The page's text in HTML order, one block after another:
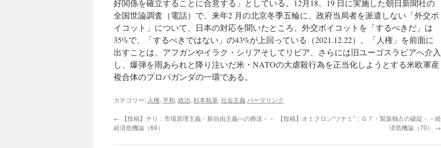
好関係を確立することに合意する」としている。12月18、19 日に実施した朝日新聞社の
全国世論調査（電話）で、来年2 月の北京冬季五輪に、政府当局者を派遣しない「外交ボ
イコット」について、日本の対応を聞いたところ、外交ボイコットを「するべきだ」は
35%で、「するべきではない」の43%が上回っている（2021.12.22）。「人権」を前面に
出すことは、アフガンやイラク・シリアそしてリビア、さらには旧ユーゴスラビアへ介入
し、爆弾を雨あられと降り注いだ米・NATOの大虐殺行為を正当化しようとする米欧軍産
複合体のプロパガンダの一環である。
カテゴリー: 人権, 平和, 政治, 杉本執筆, 社会主義 パーマリンク
← 【投稿】チリ：市場原理主義・新自由主義への葬送－－
経済危機論（69）
【投稿】オミクロン“ツナミ”：Ｇ７・製薬独占の破綻－－経
済危機論（70） →